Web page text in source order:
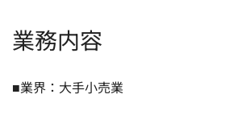
業務内容
■業界：大手小売業